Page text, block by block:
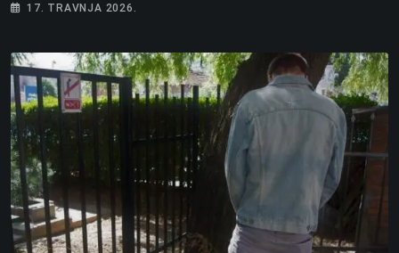
17. TRAVNJA 2026.